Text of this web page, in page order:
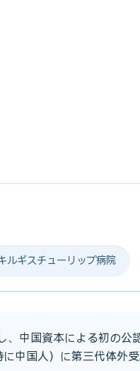
ルギスチューリップ病院
中国資本による初の公
中国人）に第三代体外